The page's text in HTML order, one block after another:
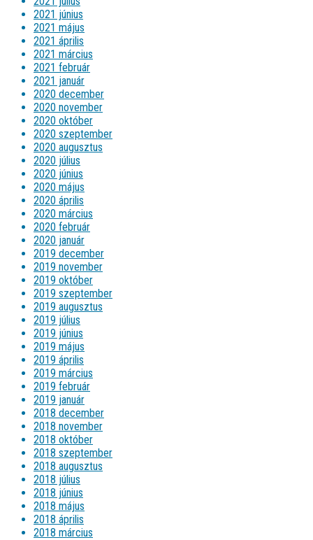
2021 június
2021 május
2021 április
2021 március
2021 február
2021 január
2020 december
2020 november
2020 október
2020 szeptember
2020 augusztus
2020 július
2020 június
2020 május
2020 április
2020 március
2020 február
2020 január
2019 december
2019 november
2019 október
2019 szeptember
2019 augusztus
2019 július
2019 június
2019 május
2019 április
2019 március
2019 február
2019 január
2018 december
2018 november
2018 október
2018 szeptember
2018 augusztus
2018 július
2018 június
2018 május
2018 április
2018 március